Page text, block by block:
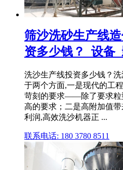
筛沙洗砂生产线
资多少钱？_设备
洗沙生产线投资多少钱？
于两个方面,一是现代的工
苛刻的要求——除了要求粒
高的要求；二是高附加值
利润,高效洗沙机器正 ...
联系电话: 180 3780 8511